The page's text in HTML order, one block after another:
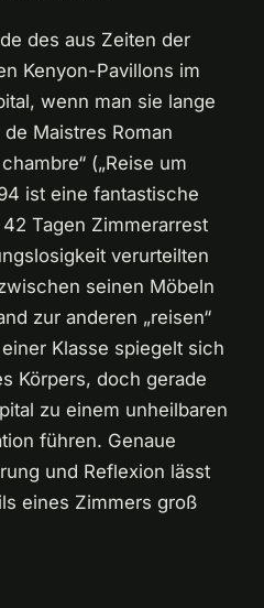
des aus Zeiten der
Kenyon-Pavillons im
wenn man sie lange
Maistres Roman
(„Reise um
ist eine fantastische
Tagen Zimmerarrest
verurteilten
seinen Möbeln
zur anderen „reisen“
Klasse spiegelt sich
Körpers, doch gerade
zu einem unheilbaren
führen. Genaue
und Reflexion lässt
eines Zimmers groß